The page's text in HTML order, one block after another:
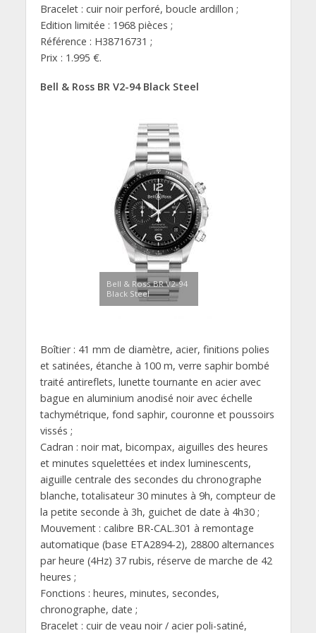
Bracelet : cuir noir perforé, boucle ardillon ;
Edition limitée : 1968 pièces ;
Référence : H38716731 ;
Prix : 1.995 €.
Bell & Ross BR V2-94 Black Steel
Bell & Ross BR V2-94
Black Steel
Boîtier : 41 mm de diamètre, acier, finitions polies
et satinées, étanche à 100 m, verre saphir bombé
traité antireflets, lunette tournante en acier avec
bague en aluminium anodisé noir avec échelle
tachymétrique, fond saphir, couronne et poussoirs
vissés ;
Cadran : noir mat, bicompax, aiguilles des heures
et minutes squelettées et index luminescents,
aiguille centrale des secondes du chronographe
blanche, totalisateur 30 minutes à 9h, compteur de
la petite seconde à 3h, guichet de date à 4h30 ;
Mouvement : calibre BR-CAL.301 à remontage
automatique (base ETA2894-2), 28800 alternances
par heure (4Hz) 37 rubis, réserve de marche de 42
heures ;
Fonctions : heures, minutes, secondes,
chronographe, date ;
Bracelet : cuir de veau noir / acier poli-satiné,